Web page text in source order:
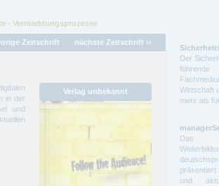
- Vermarktungsprozesse
Zeitschrift nächste Zeitschrift ››
in der
und
Der
führende
Wirtschaft
mehr als
Das
und